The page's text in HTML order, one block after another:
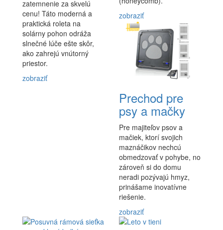
zatemnenie za skvelú
cenu! Táto moderná a
praktická roleta na
solárny pohon odráža
slnečné lúče ešte skôr,
ako zahrejú vnútorný
priestor.
zobraziť
zobraziť
Prechod pre
psy a mačky
Pre majiteľov psov a
mačiek, ktorí svojich
maznáčikov nechcú
obmedzovať v pohybe, no
zároveň si do domu
neradi pozývajú hmyz,
prinášame inovatívne
riešenie.
zobraziť